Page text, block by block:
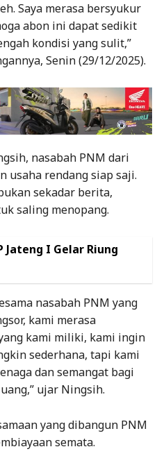
Saya merasa bersyukur
abon ini dapat sedikit
kondisi yang sulit,”
Senin (29/12/2025).
nasabah PNM dari
usaha rendang siap saji.
sekadar berita,
saling menopang.
Jateng I Gelar Riung
nasabah PNM yang
kami merasa
kami miliki, kami ingin
sederhana, tapi kami
dan semangat bagi
ujar Ningsih.
yang dibangun PNM
semata.